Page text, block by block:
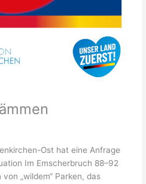
Ost hat eine Anfrage
Im Emscherbruch 88–92
„wildem“ Parken, das